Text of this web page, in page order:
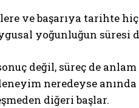
ve başarıya tarihte hiç
yoğunluğun süresi
değil, süreç de
neredeyse
diğeri başlar.